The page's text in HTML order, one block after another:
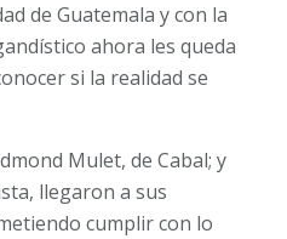
de Guatemala y con la
ahora les queda
si la realidad se
Mulet, de Cabal; y
llegaron a sus
cumplir con lo